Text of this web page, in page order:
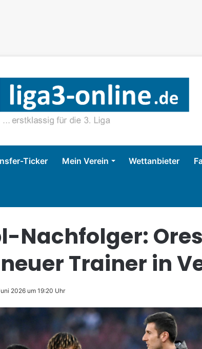
Ticker Mein Verein Wettanbieter
Nachfolger:
Trainer in
2026 um 19:20 Uhr